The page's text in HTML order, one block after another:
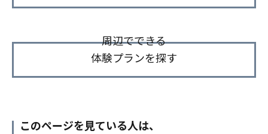
周辺でできる
体験プランを探す
このページを見ている人は、